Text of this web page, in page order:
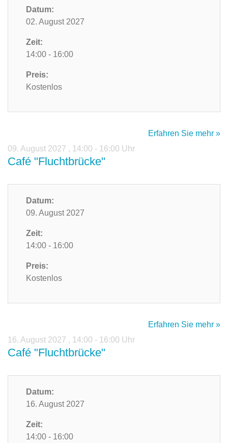
Datum:
02. August 2027
Zeit:
14:00 - 16:00
Preis:
Kostenlos
Erfahren Sie mehr »
09. August 2027 , 14:00 - 16:00 Uhr
Café "Fluchtbrücke"
Datum:
09. August 2027
Zeit:
14:00 - 16:00
Preis:
Kostenlos
Erfahren Sie mehr »
16. August 2027 , 14:00 - 16:00 Uhr
Café "Fluchtbrücke"
Datum:
16. August 2027
Zeit:
14:00 - 16:00